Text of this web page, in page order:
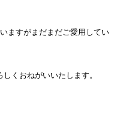
ますがまだまだご愛用してい
くおねがいいたします。